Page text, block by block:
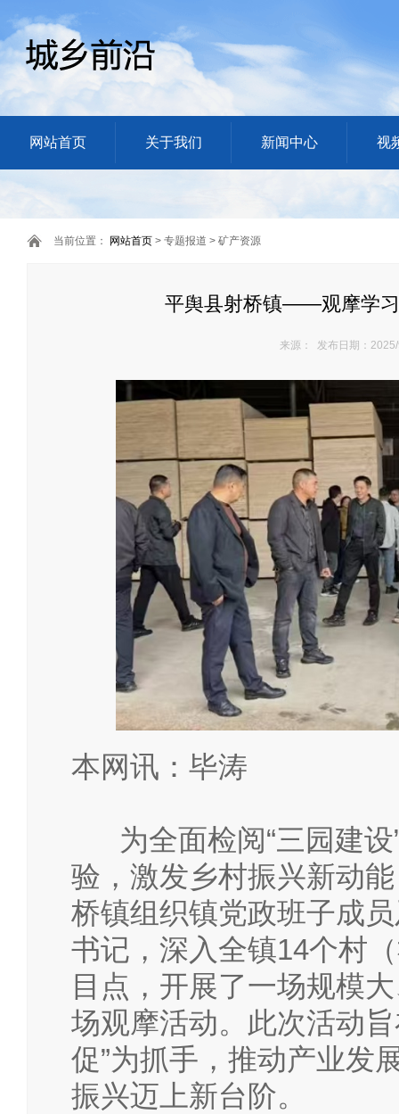
网站首页 关于我们 新闻中心 视
当前位置： 网站首页 > 专题报道 > 矿产资源
平舆县射桥镇——观摩学
来源： 发布日期：
本网讯：毕涛
为全面检阅“三园建设
验，激发乡村振兴新动
桥镇组织镇党政班子成
书记，深入全镇14个村
目点，开展了一场规模
场观摩活动。此次活动
促”为抓手，推动产业发
振兴迈上新台阶。